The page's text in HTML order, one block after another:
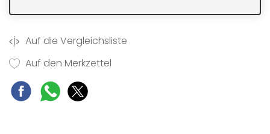
Auf die Vergleichsliste
Auf den Merkzettel